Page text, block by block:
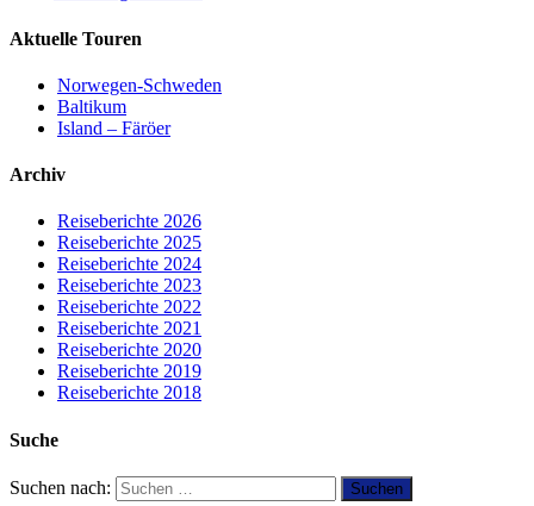
Aktuelle Touren
Norwegen-Schweden
Baltikum
Island – Färöer
Archiv
Reiseberichte 2026
Reiseberichte 2025
Reiseberichte 2024
Reiseberichte 2023
Reiseberichte 2022
Reiseberichte 2021
Reiseberichte 2020
Reiseberichte 2019
Reiseberichte 2018
Suche
Suchen nach: